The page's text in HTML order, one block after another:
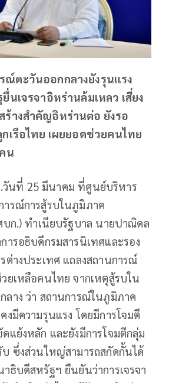
ณ์ตะวันออกกลางยังรุนแรง
นเจรจาอิหร่านล้มเหลว เสี่ยง
ร้างสำคัญอิหร่านต่อ ยังรอ
เรือไทย เผยยอดช่วยคนไทย
น
.วันที่ 25 มีนาคม ที่ศูนย์บริหาร
ารณ์การสู้รบในภูมิภาค
บก.) ทำเนียบรัฐบาล นายปาณิดล
ารอธิบดีกรมสารนิเทศและรอง
ต่างประเทศ แถลงสถานการณ์
ยเหลือคนไทย จากเหตุสู้รบใน
ลาง ว่า สถานการณ์ในภูมิภาค
งมีความรุนแรง โดยมีการโจมตี
แย้งหลัก และยังมีการโจมตีกลุ่ม
ซึ่งส่วนใหญ่สามารถสกัดกั้นได้
ธิบดีสหรัฐฯ ยืนยันว่าการเจรจา